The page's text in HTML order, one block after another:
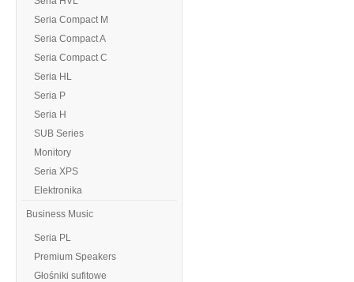
Seria Compact M
Seria Compact A
Seria Compact C
Seria HL
Seria P
Seria H
SUB Series
Monitory
Seria XPS
Elektronika
Business Music
Seria PL
Premium Speakers
Głośniki sufitowe